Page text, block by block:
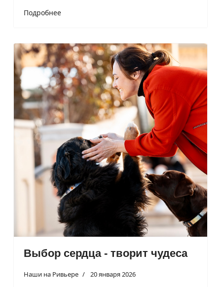
Подробнее
Выбор сердца - творит чудеса
Наши на Ривьере 20 января 2026